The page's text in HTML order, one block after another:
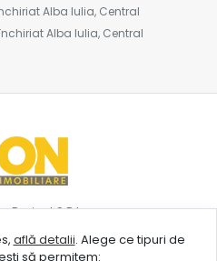
Alba Iulia, Central
Alba Iulia, Central
Project S.R.L.
află detalii. Alege ce tipuri de
să permitem: